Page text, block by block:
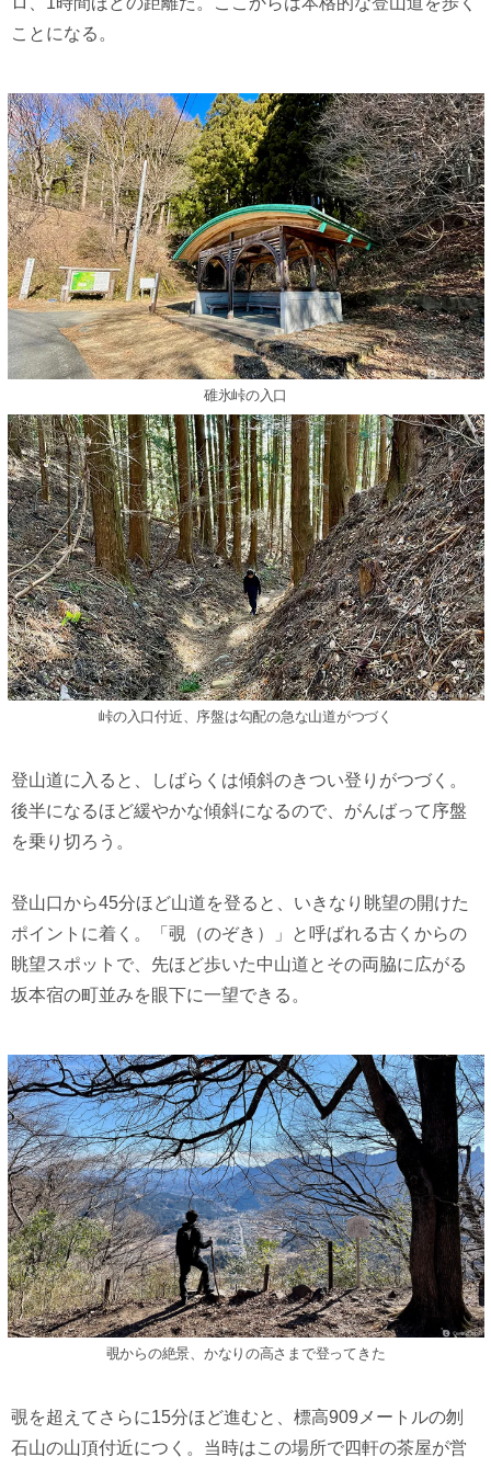
ことになる。
碓氷峠の入口
峠の入口付近、序盤は勾配の急な山道がつづく
登山道に入ると、しばらくは傾斜のきつい登りがつづく。
後半になるほど緩やかな傾斜になるので、がんばって序盤
を乗り切ろう。
登山口から45分ほど山道を登ると、いきなり眺望の開けた
ポイントに着く。「覗（のぞき）」と呼ばれる古くからの
眺望スポットで、先ほど歩いた中山道とその両脇に広がる
坂本宿の町並みを眼下に一望できる。
覗からの絶景、かなりの高さまで登ってきた
覗を超えてさらに15分ほど進むと、標高909メートルの刎
石山の山頂付近につく。当時はこの場所で四軒の茶屋が営